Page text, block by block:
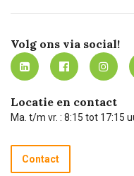
Werken bij Carel Lurvink
MVO
Mijn Carel Lurvink
Mijn Carel Lurvink
Carel Lurvink App
Hulp op afstand
Technische dienst
Recycle programma
Betalen
Innovation LAB
Tevreden klanten
Carel Lurvink Blog
Carel de podcast
Volg ons via social!
Locatie en contact
Ma. t/m vr. : 8:15 tot 17:15
Contact